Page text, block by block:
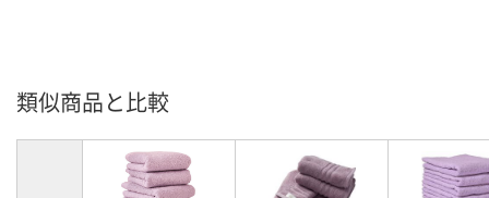
類似商品と比較